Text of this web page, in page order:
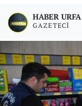
HABER URFA
GAZETECI